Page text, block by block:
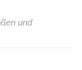
und